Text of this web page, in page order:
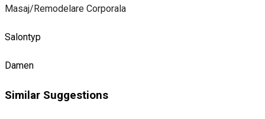
Masaj/Remodelare Corporala
Salontyp
Damen
Similar Suggestions